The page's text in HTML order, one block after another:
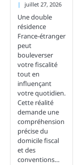
juillet 27, 2026
Une double
résidence
France-étranger
peut
bouleverser
votre fiscalité
tout en
influençant
votre quotidien.
Cette réalité
demande une
compréhension
précise du
domicile fiscal
et des
conventions…